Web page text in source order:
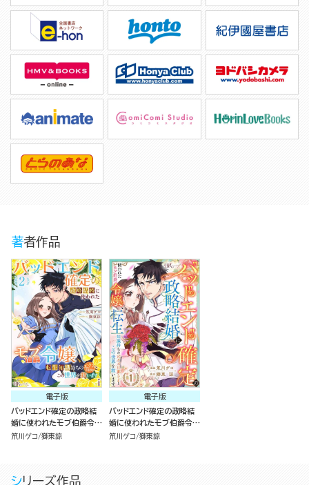
著者作品
電子版
バッドエンド確定の政略結
婚に使われたモブ伯爵令
嬢、転生知識持ちの元クズ
笊川ゲコ 獅東諒
電子版
バッドエンド確定の政略結
婚に使われたモブ伯爵令
嬢、転生知識持ちの元クズ
笊川ゲコ 獅東諒
シリーズ作品